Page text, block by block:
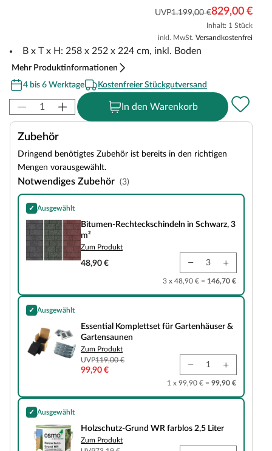
UVP1.199,00 €829,00 €
Inhalt: 1 Stück
inkl. MwSt. Versandkostenfrei
B x T x H: 258 x 252 x 224 cm, inkl. Boden
Mehr Produktinformationen
4 bis 6 Werktage
Kostenfreier Stückgutversand
In den Warenkorb
Zubehör
Dringend benötigtes Zubehör ist bereits in den richtigen
Mengen vorausgewählt.
Notwendiges Zubehör (3)
✓ Ausgewählt
Bitumen-Rechteckschindeln in Schwarz, 3 m²
Bitumen-Rechteckschindeln in Schwarz, 3
m²
Zum Produkt
48,90 €
3 x 48,90 € = 146,70 €
✓ Ausgewählt
Essential Komplettset für Gartenhäuser & Gartensaunen
Essential Komplettset für Gartenhäuser &
Gartensaunen
Zum Produkt
UVP119,00 €
99,90 €
1 x 99,90 € = 99,90 €
✓ Ausgewählt
Holzschutz-Grund WR farblos 2,5 Liter
Holzschutz-Grund WR farblos 2,5 Liter
Zum Produkt